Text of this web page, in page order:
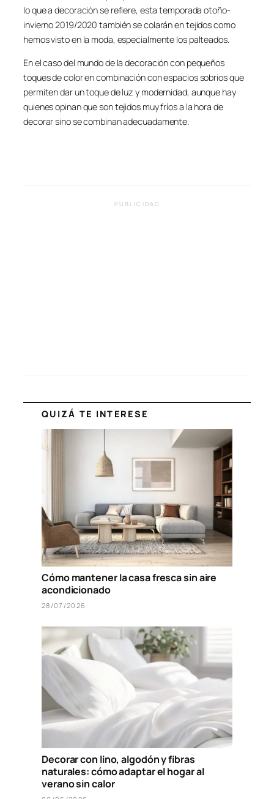
lo que a decoración se refiere, esta temporada otoño-
invierno 2019/2020 también se colarán en tejidos como
hemos visto en la moda, especialmente los palteados.
En el caso del mundo de la decoración con pequeños
toques de color en combinación con espacios sobrios que
permiten dar un toque de luz y modernidad, aunque hay
quienes opinan que son tejidos muy fríos a la hora de
decorar sino se combinan adecuadamente.
PUBLICIDAD
QUIZÁ TE INTERESE
Cómo mantener la casa fresca sin aire
acondicionado
28/07/2026
Decorar con lino, algodón y fibras
naturales: cómo adaptar el hogar al
verano sin calor